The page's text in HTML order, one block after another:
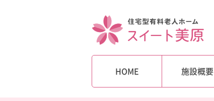
HOME 施設概要